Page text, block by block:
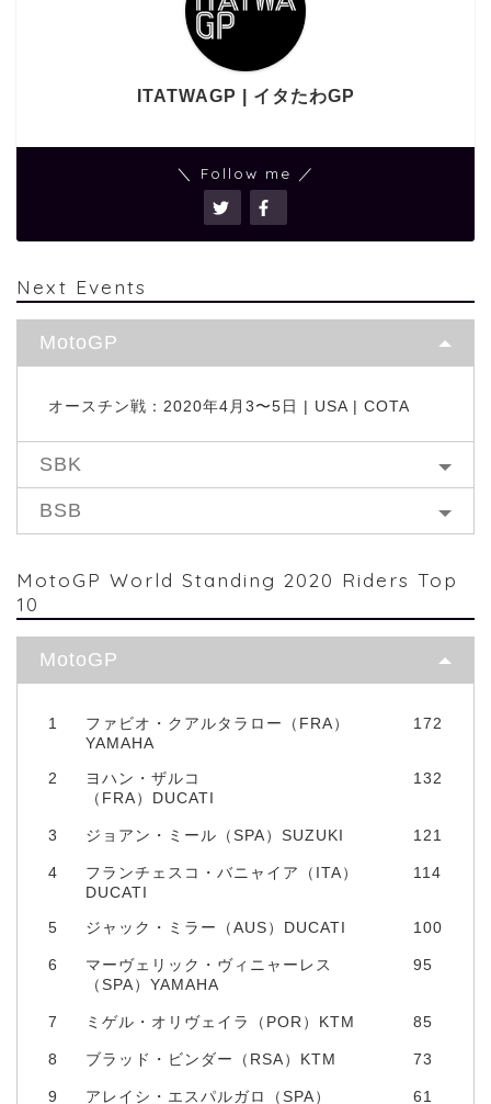
ITATWAGP | イタたわGP
＼ Follow me ／
Next Events
MotoGP
オースチン戦：2020年4月3〜5日 | USA | COTA
SBK
BSB
MotoGP World Standing 2020 Riders Top
10
MotoGP
1
ファビオ・クアルタラロー（FRA）
YAMAHA
172
2
ヨハン・ザルコ
（FRA）DUCATI
132
3 ジョアン・ミール（SPA）SUZUKI 121
4
フランチェスコ・バニャイア（ITA）
DUCATI
114
5 ジャック・ミラー（AUS）DUCATI 100
6
マーヴェリック・ヴィニャーレス
（SPA）YAMAHA
95
7 ミゲル・オリヴェイラ（POR）KTM 85
8 ブラッド・ビンダー（RSA）KTM 73
9
アレイシ・エスパルガロ（SPA）
61